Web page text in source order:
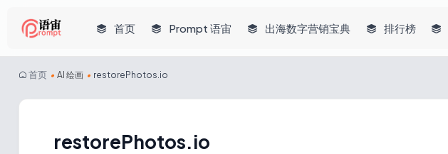
首页 Prompt 语宙 出海数字营销宝典 排行榜
首页 • AI 绘画 • restorePhotos.io
restorePhotos.io